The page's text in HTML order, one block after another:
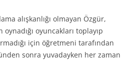
alışkanlığı olmayan Özgür,
oynadığı oyuncakları toplayıp
için öğretmeni tarafından
sonra yuvadayken her zaman